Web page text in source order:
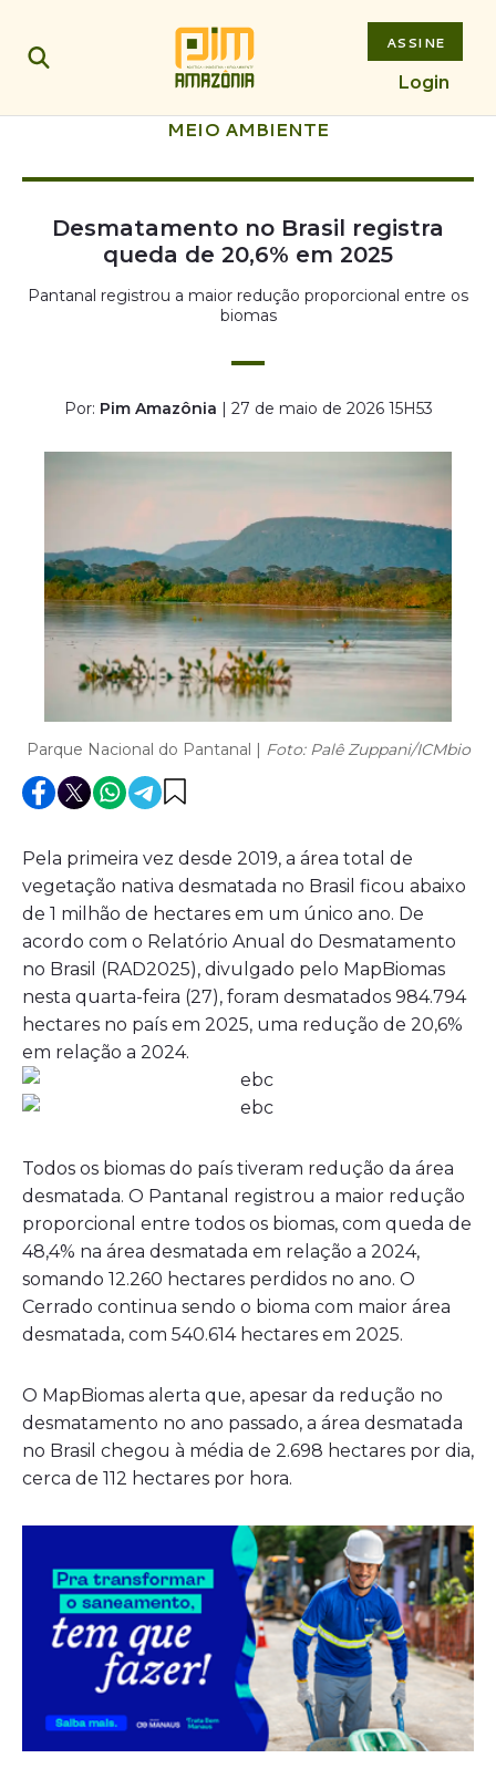
ASSINE
Login
MEIO AMBIENTE
Desmatamento no Brasil registra
queda de 20,6% em 2025
Pantanal registrou a maior redução proporcional entre os
biomas
Por: Pim Amazônia | 27 de maio de 2026 15H53
Parque Nacional do Pantanal | Foto: Palê Zuppani/ICMbio
Pela primeira vez desde 2019, a área total de
vegetação nativa desmatada no Brasil ficou abaixo
de 1 milhão de hectares em um único ano. De
acordo com o Relatório Anual do Desmatamento
no Brasil (RAD2025), divulgado pelo MapBiomas
nesta quarta-feira (27), foram desmatados 984.794
hectares no país em 2025, uma redução de 20,6%
em relação a 2024.
Todos os biomas do país tiveram redução da área
desmatada. O Pantanal registrou a maior redução
proporcional entre todos os biomas, com queda de
48,4% na área desmatada em relação a 2024,
somando 12.260 hectares perdidos no ano. O
Cerrado continua sendo o bioma com maior área
desmatada, com 540.614 hectares em 2025.
O MapBiomas alerta que, apesar da redução no
desmatamento no ano passado, a área desmatada
no Brasil chegou à média de 2.698 hectares por dia,
cerca de 112 hectares por hora.